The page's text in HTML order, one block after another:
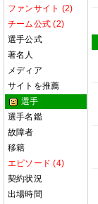
ファンサイト (2)
チーム公式 (2)
選手公式
著名人
メディア
サイトを推薦
選手
選手名鑑
故障者
移籍
エピソード (4)
契約状況
出場時間